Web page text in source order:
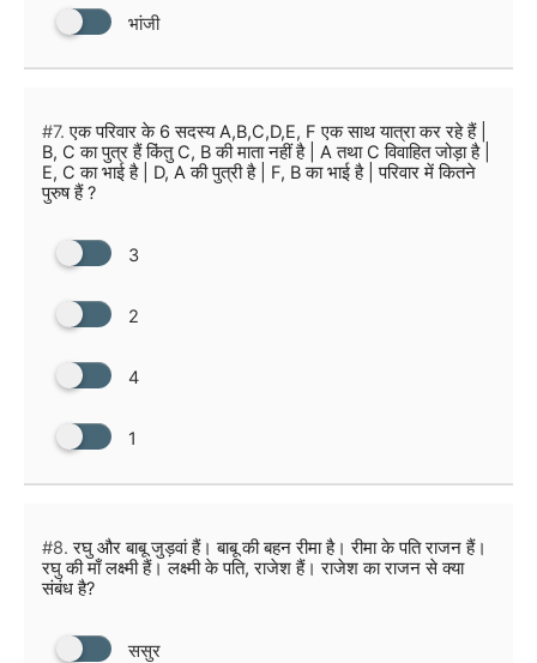
भांजी
#7. एक परिवार के 6 सदस्य A,B,C,D,E, F एक साथ यात्रा कर रहे हैं |
B, C का पुत्र हैं किंतु C, B की माता नहीं है | A तथा C विवाहित जोड़ा है |
E, C का भाई है | D, A की पुत्री है | F, B का भाई है | परिवार में कितने
पुरुष हैं ?
3
2
4
1
#8. रघु और बाबू जुड़वां हैं। बाबू की बहन रीमा है। रीमा के पति राजन हैं।
रघु की माँ लक्ष्मी हैं। लक्ष्मी के पति, राजेश हैं। राजेश का राजन से क्या
संबंध है?
ससुर